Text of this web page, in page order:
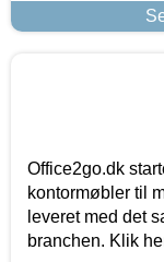
Office2go.dk
kontormøbler til
leveret med det
branchen. Klik